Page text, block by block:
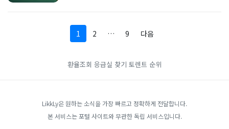
1 2 … 9 다음
환율조회 응급실 찾기 토렌트 순위
LikkLy은 원하는 소식을 가장 빠르고 정확하게 전달합니다.
본 서비스는 포털 사이트와 무관한 독립 서비스입니다.